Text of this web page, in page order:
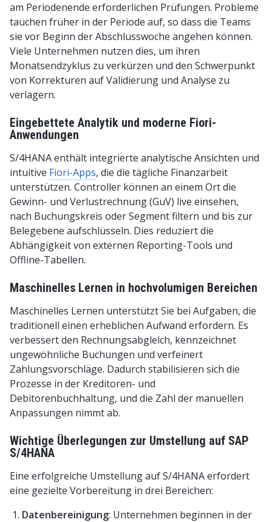
am Periodenende erforderlichen Prüfungen. Probleme
tauchen früher in der Periode auf, so dass die Teams
sie vor Beginn der Abschlusswoche angehen können.
Viele Unternehmen nutzen dies, um ihren
Monatsendzyklus zu verkürzen und den Schwerpunkt
von Korrekturen auf Validierung und Analyse zu
verlagern.
Eingebettete Analytik und moderne Fiori-
Anwendungen
S/4HANA enthält integrierte analytische Ansichten und
intuitive Fiori-Apps, die die tägliche Finanzarbeit
unterstützen. Controller können an einem Ort die
Gewinn- und Verlustrechnung (GuV) live einsehen,
nach Buchungskreis oder Segment filtern und bis zur
Belegebene aufschlüsseln. Dies reduziert die
Abhängigkeit von externen Reporting-Tools und
Offline-Tabellen.
Maschinelles Lernen in hochvolumigen Bereichen
Maschinelles Lernen unterstützt Sie bei Aufgaben, die
traditionell einen erheblichen Aufwand erfordern. Es
verbessert den Rechnungsabgleich, kennzeichnet
ungewöhnliche Buchungen und verfeinert
Zahlungsvorschläge. Dadurch stabilisieren sich die
Prozesse in der Kreditoren- und
Debitorenbuchhaltung, und die Zahl der manuellen
Anpassungen nimmt ab.
Wichtige Überlegungen zur Umstellung auf SAP
S/4HANA
Eine erfolgreiche Umstellung auf S/4HANA erfordert
eine gezielte Vorbereitung in drei Bereichen:
Datenbereinigung: Unternehmen beginnen in der